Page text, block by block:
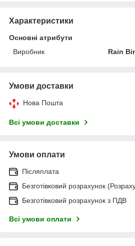
Характеристики
Основні атрибути
Виробник
Rain
Умови доставки
Нова Пошта
Всі умови доставки
Умови оплати
Післяплата
Безготівковий розрахунок
Безготівковий розрахунок з ПДВ
Всі умови оплати